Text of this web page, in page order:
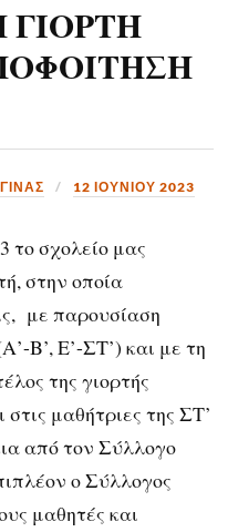
ΓΙΟΡΤΗ
12 ΙΟΥΝΊΟΥ 2023
το σχολείο μας
στην οποία
με παρουσίαση
Β’, Ε’-ΣΤ’) και με τη
της γιορτής
μαθήτριες της ΣΤ’
από τον Σύλλογο
ο Σύλλογος
μαθητές και